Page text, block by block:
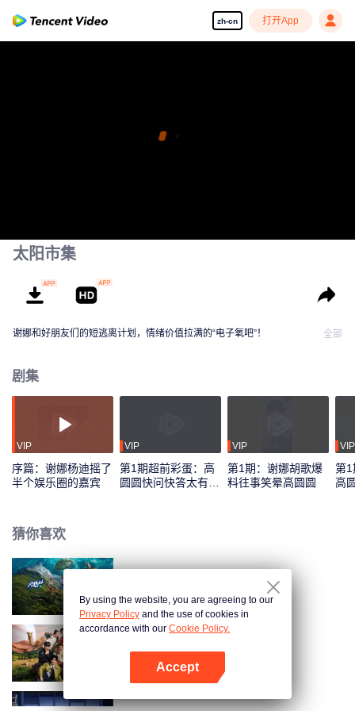
zh-cn 打开App
太阳市集
谢娜和好朋友们的短逃离计划，情绪价值拉满的“电子氧吧”！ 全部
剧集
VIP
序篇：谢娜杨迪摇了
半个娱乐圈的嘉宾
VIP
第1期超前彩蛋：高
圆圆快问快答太有
VIP
第1期：谢娜胡歌爆
料往事笑晕高圆圆
VIP
第1
高
猜你喜欢
现在就出发 第2季
By using the website, you are agreeing to our
Privacy Policy and the use of cookies in
accordance with our Cookie Policy.
Accept